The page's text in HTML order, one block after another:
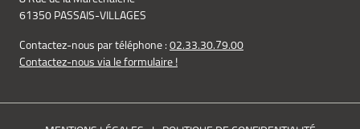
61350 PASSAIS-VILLAGES
Contactez-nous par téléphone : 02.33.30.79.00
Contactez-nous via le formulaire !